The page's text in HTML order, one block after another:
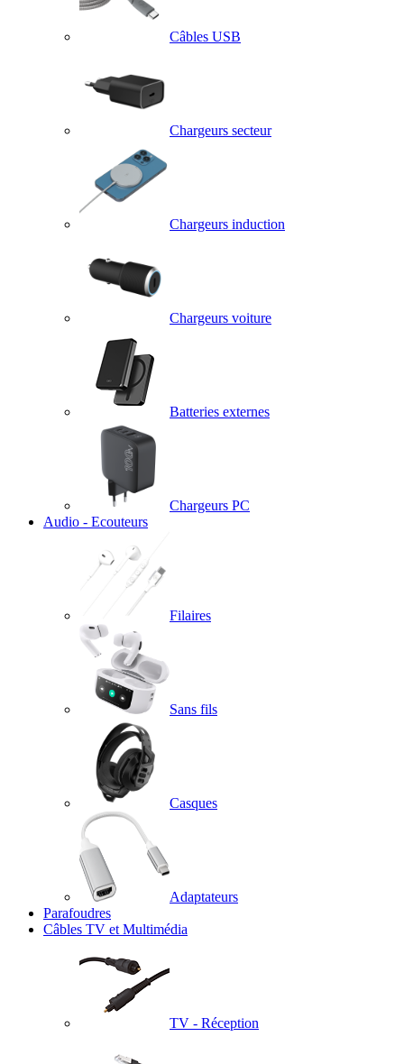
Câbles USB
Chargeurs secteur
Chargeurs induction
Chargeurs voiture
Batteries externes
Chargeurs PC
Audio - Ecouteurs
Filaires
Sans fils
Casques
Adaptateurs
Parafoudres
Câbles TV et Multimédia
TV - Réception